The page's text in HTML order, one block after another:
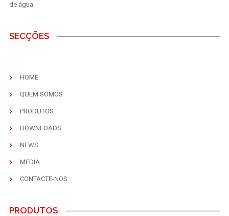
de água.
SECÇÕES
HOME
QUEM SOMOS
PRODUTOS
DOWNLOADS
NEWS
MEDIA
CONTACTE-NOS
PRODUTOS